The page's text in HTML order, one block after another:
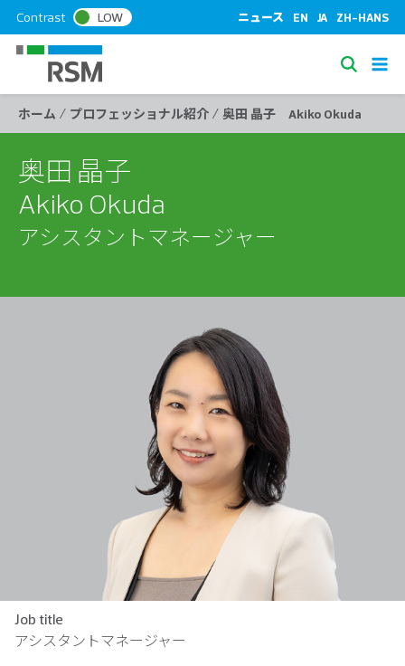
k
t
Contrast LOW ニュース EN JA ZH-HANS
S
e
a
ホーム / プロフェッショナル紹介 / 奥田 晶子 Akiko Okuda
Job title
アシスタントマネージャー
奥田 晶子
Akiko Okuda
アシスタントマネージャー